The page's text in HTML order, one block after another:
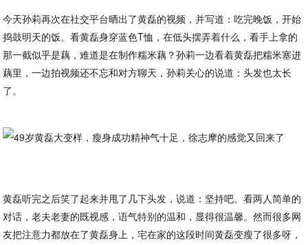
今天孙莉再次在社交平台晒出了黄磊的视频，并写道：吃完晚饭，开始
捣鼓明天的饭。看黄磊身穿蓝色T恤，在低头摆弄着什么，看手上拿的
那一截似乎是藕，难道是在制作糯米藕？孙莉一边看着黄磊把糯米塞进
藕里，一边拍视频还不忘和对方聊天，孙莉关心的说道：头发也太长
了。
黄磊听完之后笑了起来并甩了几下头发，说道：坚持吧。看两人简单的
对话，老夫老妻的既视感，语气特别的温和，显得很温馨。然而很多网
友把注意力都放在了黄磊身上，宅在家的这段时间黄磊变瘦了很多呀，